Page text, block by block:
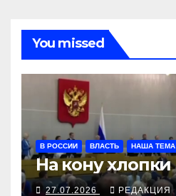
You missed
В РОССИИ ВЛАСТЬ НАША ТЕМА
На кону хлопки
27.07.2026 РЕДАКЦИЯ